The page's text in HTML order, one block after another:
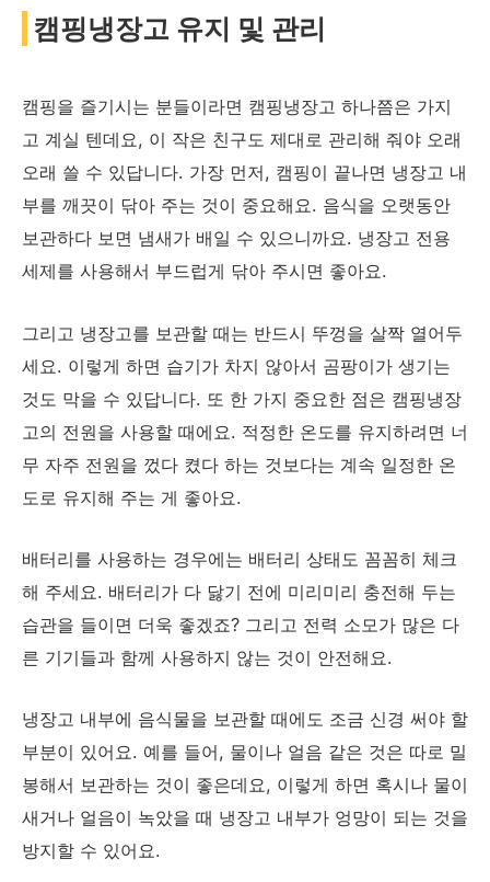
캠핑냉장고 유지 및 관리
캠핑을 즐기시는 분들이라면 캠핑냉장고 하나쯤은 가지
고 계실 텐데요, 이 작은 친구도 제대로 관리해 줘야 오래
오래 쓸 수 있답니다. 가장 먼저, 캠핑이 끝나면 냉장고 내
부를 깨끗이 닦아 주는 것이 중요해요. 음식을 오랫동안
보관하다 보면 냄새가 배일 수 있으니까요. 냉장고 전용
세제를 사용해서 부드럽게 닦아 주시면 좋아요.
그리고 냉장고를 보관할 때는 반드시 뚜껑을 살짝 열어두
세요. 이렇게 하면 습기가 차지 않아서 곰팡이가 생기는
것도 막을 수 있답니다. 또 한 가지 중요한 점은 캠핑냉장
고의 전원을 사용할 때에요. 적정한 온도를 유지하려면 너
무 자주 전원을 껐다 켰다 하는 것보다는 계속 일정한 온
도로 유지해 주는 게 좋아요.
배터리를 사용하는 경우에는 배터리 상태도 꼼꼼히 체크
해 주세요. 배터리가 다 닳기 전에 미리미리 충전해 두는
습관을 들이면 더욱 좋겠죠? 그리고 전력 소모가 많은 다
른 기기들과 함께 사용하지 않는 것이 안전해요.
냉장고 내부에 음식물을 보관할 때에도 조금 신경 써야 할
부분이 있어요. 예를 들어, 물이나 얼음 같은 것은 따로 밀
봉해서 보관하는 것이 좋은데요, 이렇게 하면 혹시나 물이
새거나 얼음이 녹았을 때 냉장고 내부가 엉망이 되는 것을
방지할 수 있어요.